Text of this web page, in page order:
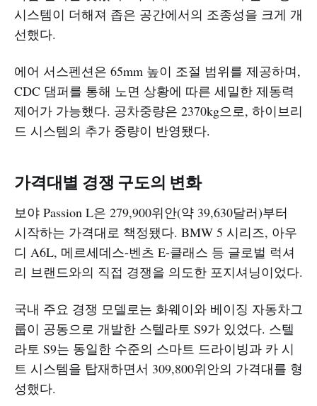
시스템이 더해져 좁은 공간에서의 조종성을 크게 개
선했다.
에어 서스펜션은 65mm 높이 조절 범위를 제공하며,
CDC 댐퍼를 통해 노면 상황에 따른 세밀한 제동력
제어가 가능했다. 공차중량은 2370kg으로, 하이브리
드 시스템의 추가 중량이 반영됐다.
가격대별 경쟁 구도의 변화
보야 Passion L은 279,900위안(약 39,630달러)부터
시작하는 가격대로 책정됐다. BMW 5 시리즈, 아우
디 A6L, 메르세데스-벤츠 E-클래스 등 글로벌 럭셔
리 브랜드와의 직접 경쟁을 의도한 포지셔닝이었다.
국내 주요 경쟁 모델로는 화웨이와 베이징 자동차그
룹이 공동으로 개발한 스텔라토 S9가 있었다. 스텔
라토 S9는 동일한 수준의 스마트 드라이빙과 카 시
트 시스템을 탑재하면서 309,800위안의 가격대를 형
성했다.